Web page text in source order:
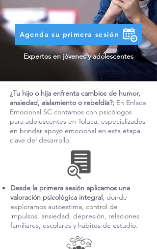
Agenda su primera sesión
Expertos en jóvenes y adolescentes
¿Tu hijo o hija enfrenta cambios de humor,
ansiedad, aislamiento o rebeldía?; En Enlace
Emocional SC contamos con psicólogos
para adolescentes en Toluca, especializados
en brindar apoyo emocional en esta etapa
clave del desarrollo.
Desde la primera sesión aplicamos una
valoración psicológica integral, donde
exploramos autoestima, control de
impulsos, ansiedad, depresión, relaciones
familiares, escolares y hábitos de estudio.